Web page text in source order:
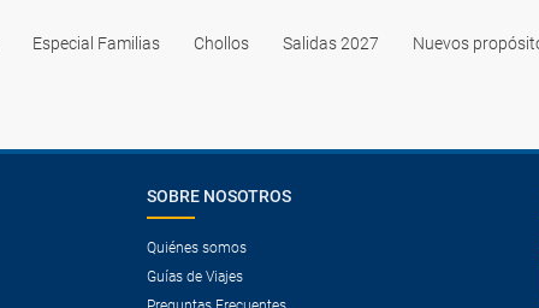
Especial Familias Chollos Salidas 2027 Nuevos
SOBRE NOSOTROS
Quiénes somos
Guías de Viajes